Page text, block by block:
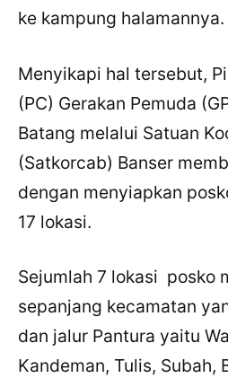
ke kampung halamannya.
Menyikapi hal tersebut,
(PC) Gerakan Pemuda
Batang melalui Satuan
(Satkorcab) Banser
dengan menyiapkan
17 lokasi.
Sejumlah 7 lokasi posko
sepanjang kecamatan
dan jalur Pantura yaitu
Kandeman, Tulis, Subah,